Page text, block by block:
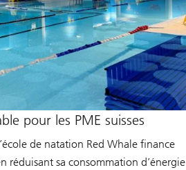
pour les PME suisses
de natation Red Whale finance
réduisant sa consommation d’énergie